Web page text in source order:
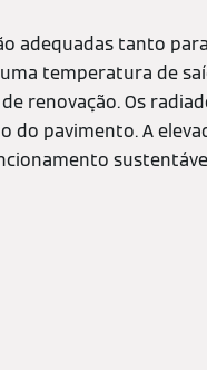
adequadas tanto
temperatura de
renovação. Os
do pavimento. A